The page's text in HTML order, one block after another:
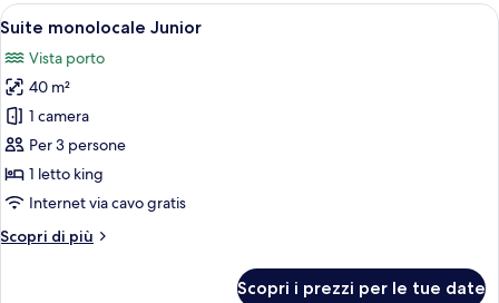
Apri
tutte
le
foto
per
Suite
monolocale
Junior
Camera d'albergo con un letto
5
Suite monolocale Junior
Vista porto
40 m²
1 camera
Per 3 persone
1 letto king
Internet via cavo gratis
Scopri di più
Altri
Scopri i prezzi per le tue date